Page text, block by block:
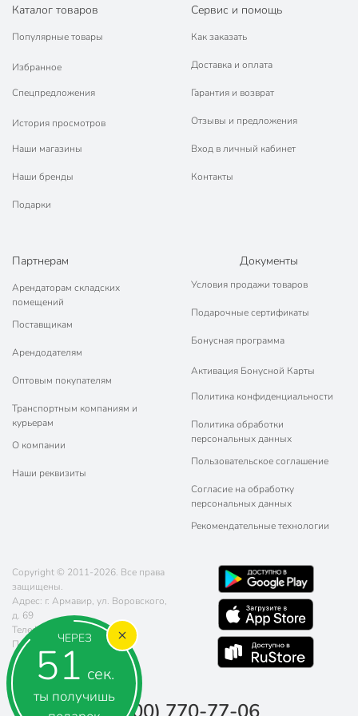
ЧЕРЕЗ
49 сек.
ты получишь
Каталог товаров
Популярные товары
Избранное
Спецпредложения
История просмотров
Наши магазины
Наши бренды
Подарки
Сервис и помощь
Как заказать
Доставка и оплата
Гарантия и возврат
Отзывы и предложения
Вход в личный кабинет
Контакты
Партнерам
Арендаторам складских
помещений
Поставщикам
Арендодателям
Оптовым покупателям
Транспортным компаниям и
курьерам
О компании
Наши реквизиты
Документы
Условия продажи товаров
Подарочные сертификаты
Бонусная программа
Активация Бонусной Карты
Политика конфиденциальности
Политика обработки
персональных данных
Пользовательское соглашение
Согласие на обработку
персональных данных
Рекомендательные технологии
Copyright © 2011-2026. Все права
защищены.
Адрес: г. Армавир, ул. Воровского,
д. 69
Телефон:
8 (800) 770-77-06
Почта:
sales@poryadok.ru